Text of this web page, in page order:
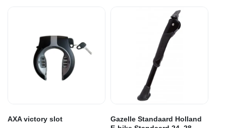
AXA victory slot
Gazelle Standaard Holland